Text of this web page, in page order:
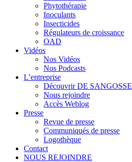
Phytothérapie
Inoculants
Insecticides
Régulateurs de croissance
OAD
Vidéos
Nos Vidéos
Nos Podcasts
L’entreprise
Découvrir DE SANGOSSE
Nous rejoindre
Accès Weblog
Presse
Revue de presse
Communiqués de presse
Logothèque
Contact
NOUS REJOINDRE